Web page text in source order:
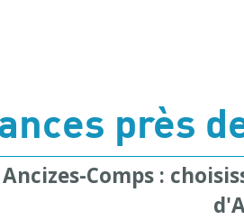
près
Comps :